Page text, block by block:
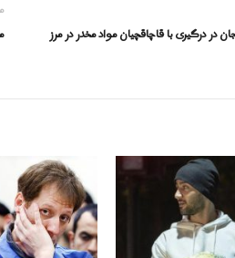
در درگیری با قاچاقچیان مواد مخدر در مرز